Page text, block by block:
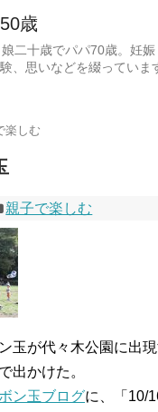
歳
二十歳でパパ70歳。妊
、思いなどを綴っていま
楽しむ
親子で楽しむ
玉が代々木公園に出
出かけた。
ン玉ブログに、「10/